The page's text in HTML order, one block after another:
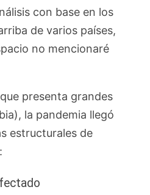
con base en los
de varios países,
no mencionaré
presenta grandes
la pandemia llegó
estructurales de